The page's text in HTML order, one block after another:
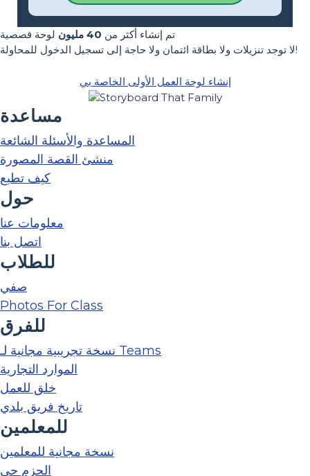
تم إنشاء أكثر من 40 مليون
لوحة قصصية
لا توجد تنزيلات ولا بطاقة ائتمان ولا حاجة إلى تسجيل الدخول للمحاولة!
إنشاء لوحة العمل الأولى الخاصة بي
مساعدة
المساعدة والأسئلة الشائعة
منشئ القصة المصورة
كيف تطبع
حول
معلومات عنا
اتصل بنا
للطلاب
صفي
Photos For Class
للفرق
نسخة تجريبية مجانية لـ Teams
الموارد التجارية
خلق للعمل
تاريخ فريق بلدي
للمعلمين
نسخة مجانية للمعلمين
الحزم حي